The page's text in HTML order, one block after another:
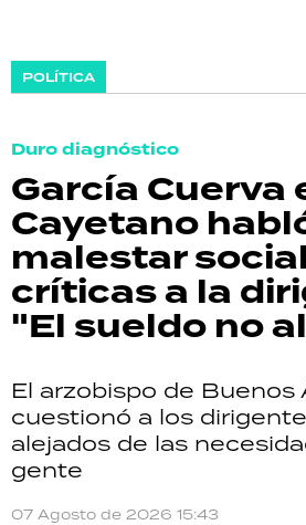
POLÍTICA
Duro diagnóstico
García Cuerva
Cayetano
malestar
críticas a la
"El sueldo no
El arzobispo de Buenos
cuestionó a los
alejados de las
gente
07 Agosto de 2026 15:43